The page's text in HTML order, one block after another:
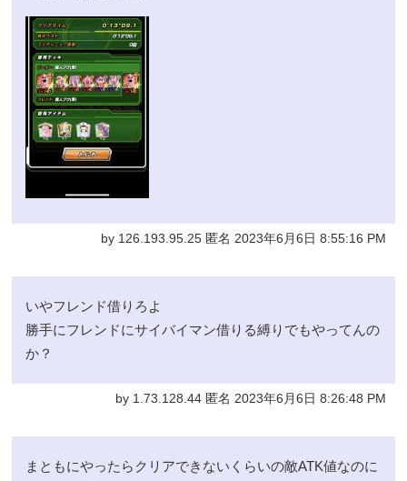
by 126.193.95.25 匿名 2023年6月6日 8:55:16 PM
いやフレンド借りろよ
勝手にフレンドにサイバイマン借りる縛りでもやってんの
か？
by 1.73.128.44 匿名 2023年6月6日 8:26:48 PM
まともにやったらクリアできないくらいの敵ATK値なのに